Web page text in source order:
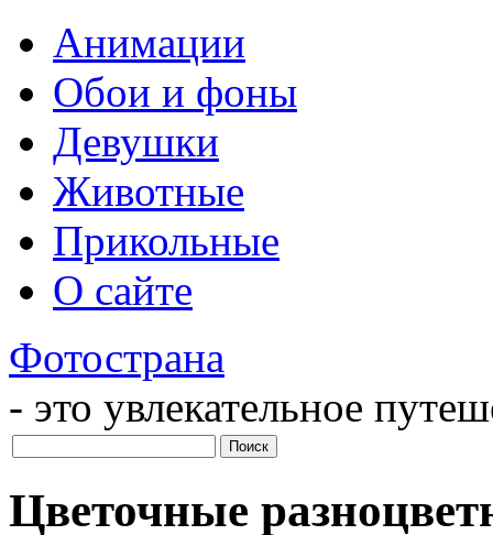
Анимации
Обои и фоны
Девушки
Животные
Прикольные
О сайте
Фотострана
- это увлекательное
Цветочные